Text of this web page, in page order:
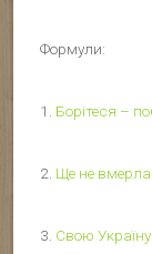
Формули:
1. Борітеся –
2. Ще не вмерла
3. Свою